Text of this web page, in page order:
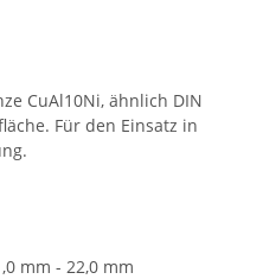
CuAl10Ni, ähnlich DIN
Für den Einsatz in
mm - 22,0 mm